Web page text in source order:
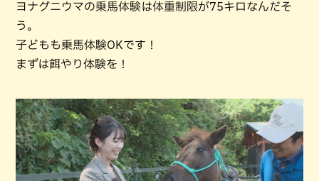
ヨナグニウマの乗馬体験は体重制限が75キロなんだそ
う。
子どもも乗馬体験OKです！
まずは餌やり体験を！